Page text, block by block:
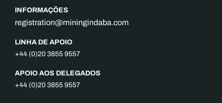
INFORMAÇÕES
registration@miningindaba.com
LINHA DE APOIO
+44 (0)20 3855 9557
APOIO AOS DELEGADOS
+44 (0)20 3855 9557